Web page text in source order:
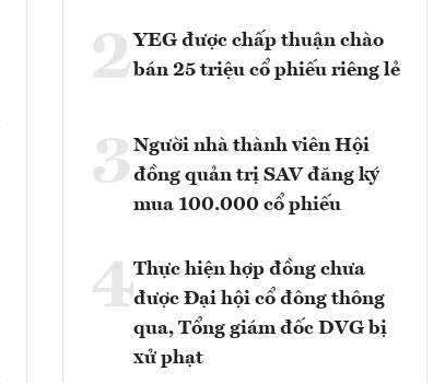
2YEG được chấp thuận chào
bán 25 triệu cổ phiếu riêng lẻ
3 Người nhà thành viên Hội
đồng quản trị SAV đăng ký
mua 100.000 cổ phiếu
4Thực hiện hợp đồng chưa
được Đại hội cổ đông thông
qua, Tổng giám đốc DVG bị
xử phạt